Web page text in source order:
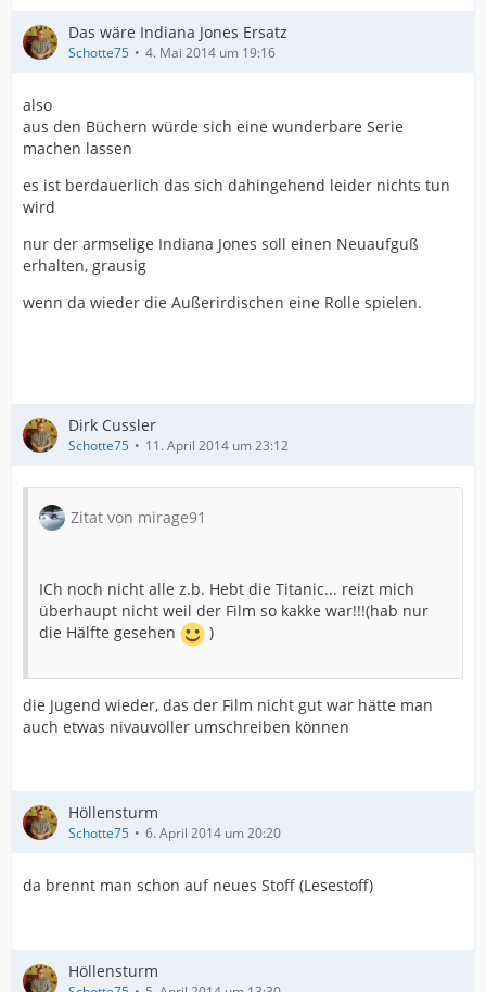
Das wäre Indiana Jones Ersatz
Schotte75 4. Mai 2014 um 19:16
also
aus den Büchern würde sich eine wunderbare Serie
machen lassen
es ist berdauerlich das sich dahingehend leider nichts tun
wird
nur der armselige Indiana Jones soll einen Neuaufguß
erhalten, grausig
wenn da wieder die Außerirdischen eine Rolle spielen.
Dirk Cussler
Schotte75 11. April 2014 um 23:12
Zitat von mirage91
ICh noch nicht alle z.b. Hebt die Titanic... reizt mich
überhaupt nicht weil der Film so kakke war!!!(hab nur
die Hälfte gesehen
)
die Jugend wieder, das der Film nicht gut war hätte man
auch etwas nivauvoller umschreiben können
Höllensturm
Schotte75 6. April 2014 um 20:20
da brennt man schon auf neues Stoff (Lesestoff)
Höllensturm